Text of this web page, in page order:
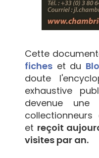
Cette
fiches et du
doute
exhaustive
devenue une
et reçoit
visites par an.